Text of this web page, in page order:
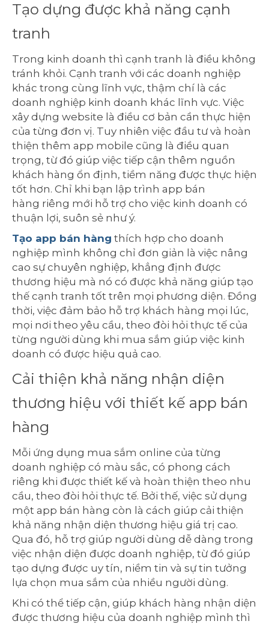
Tạo dựng được khả năng cạnh
tranh
Trong kinh doanh thì cạnh tranh là điều không
tránh khỏi. Cạnh tranh với các doanh nghiệp
khác trong cùng lĩnh vực, thậm chí là các
doanh nghiệp kinh doanh khác lĩnh vực. Việc
xây dựng website là điều cơ bản cần thực hiện
của từng đơn vị. Tuy nhiên việc đầu tư và hoàn
thiện thêm app mobile cũng là điều quan
trọng, từ đó giúp việc tiếp cận thêm nguồn
khách hàng ổn định, tiềm năng được thực hiện
tốt hơn. Chỉ khi bạn lập trình app bán
hàng riêng mới hỗ trợ cho việc kinh doanh có
thuận lợi, suôn sẻ như ý.
Tạo app bán hàng thích hợp cho doanh
nghiệp mình không chỉ đơn giản là việc nâng
cao sự chuyên nghiệp, khẳng định được
thương hiệu mà nó có được khả năng giúp tạo
thế cạnh tranh tốt trên mọi phương diện. Đồng
thời, việc đảm bảo hỗ trợ khách hàng mọi lúc,
mọi nơi theo yêu cầu, theo đòi hỏi thực tế của
từng người dùng khi mua sắm giúp việc kinh
doanh có được hiệu quả cao.
Cải thiện khả năng nhận diện
thương hiệu với thiết kế app bán
hàng
Mỗi ứng dụng mua sắm online của từng
doanh nghiệp có màu sắc, có phong cách
riêng khi được thiết kế và hoàn thiện theo nhu
cầu, theo đòi hỏi thực tế. Bởi thế, việc sử dụng
một app bán hàng còn là cách giúp cải thiện
khả năng nhận diện thương hiệu giá trị cao.
Qua đó, hỗ trợ giúp người dùng dễ dàng trong
việc nhận diện được doanh nghiệp, từ đó giúp
tạo dựng được uy tín, niềm tin và sự tin tưởng
lựa chọn mua sắm của nhiều người dùng.
Khi có thể tiếp cận, giúp khách hàng nhận diện
được thương hiệu của doanh nghiệp mình thì